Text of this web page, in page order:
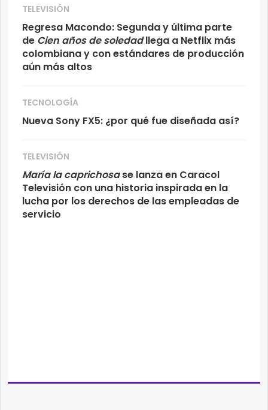
TELEVISIÓN
Regresa Macondo: Segunda y última parte
de Cien años de soledadllega a Netflix más
colombiana y con estándares de producción
aún más altos
TECNOLOGÍA
Nueva Sony FX5: ¿por qué fue diseñada así?
TELEVISIÓN
María la caprichosase lanza en Caracol
Televisión con una historia inspirada en la
lucha por los derechos de las empleadas de
servicio